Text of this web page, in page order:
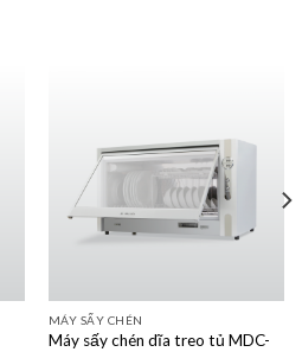
MÁY SẤY CHÉN
Máy sấy chén dĩa treo tủ MDC-